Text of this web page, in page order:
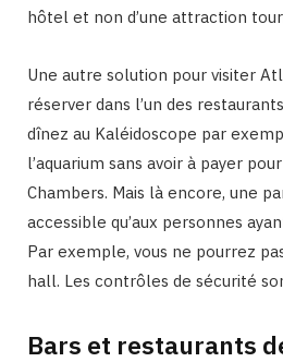
hôtel et non d’une attraction
Une autre solution pour visiter
réserver dans l’un des
dînez au Kaléidoscope par
l’aquarium sans avoir à payer
Chambers. Mais là encore, une
accessible qu’aux personnes
Par exemple, vous ne pourrez
hall. Les contrôles de sécurité
Bars et restaurants